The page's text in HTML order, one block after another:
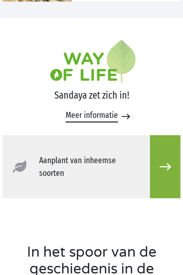
Sandaya zet zich in!
Meer informatie
Aanplant van inheemse
soorten
In het spoor van de
geschiedenis in de